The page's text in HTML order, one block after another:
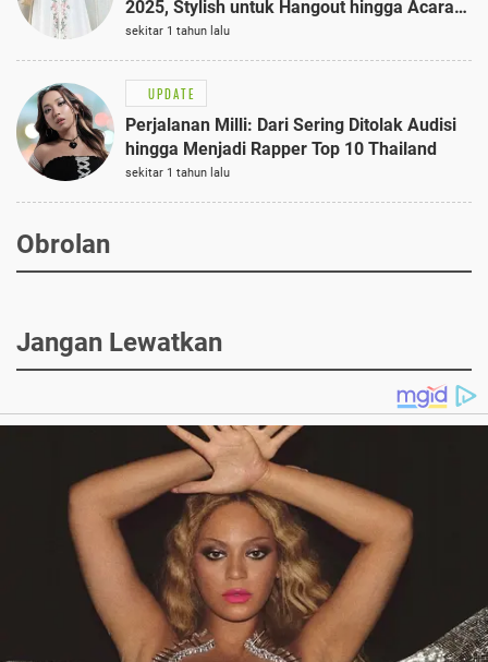
2025, Stylish untuk Hangout hingga Acara
Semi-Formal
sekitar 1 tahun lalu
UPDATE
Perjalanan Milli: Dari Sering Ditolak Audisi
hingga Menjadi Rapper Top 10 Thailand
sekitar 1 tahun lalu
Obrolan
Jangan Lewatkan